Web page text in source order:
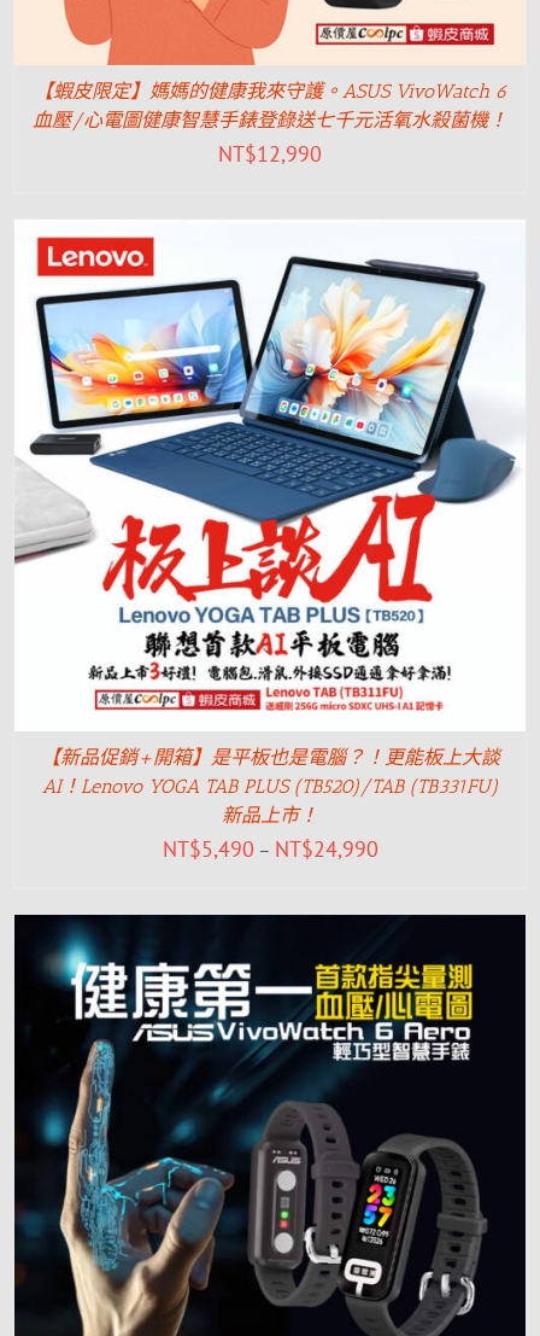
【蝦皮限定】媽媽的健康我來守護。ASUS VivoWatch 6
血壓/心電圖健康智慧手錶登錄送七千元活氧水殺菌機！
NT$12,990
【新品促銷+開箱】是平板也是電腦？！更能板上大談
AI！Lenovo YOGA TAB PLUS (TB520)/TAB (TB331FU)
新品上市！
NT$5,490 – NT$24,990